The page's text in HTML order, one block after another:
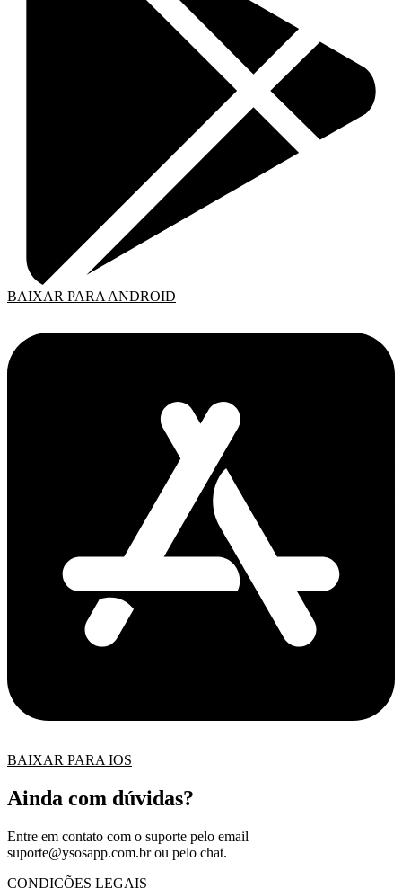
BAIXAR PARA ANDROID
BAIXAR PARA IOS
Ainda com dúvidas?
Entre em contato com o suporte pelo email
suporte@ysosapp.com.brou pelo chat.
CONDIÇÕES LEGAIS